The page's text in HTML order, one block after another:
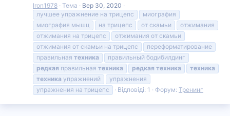
Iron1978 Тема
Вер 30, 2020
лучшее упражнение на трицепс
миография
миография мышц
на трицепс от скамьи
отжимания
отжимания на трицепс
отжимания от скамьи
отжимания от скамьи на трицепс
переформатирование
правильная техника
правильный бодибилдинг
редкая правильная техника редкая техника
техника
техника упражнений
упражнения
упражнения на трицепс
Відповіді: 1 Форум: Тренинг